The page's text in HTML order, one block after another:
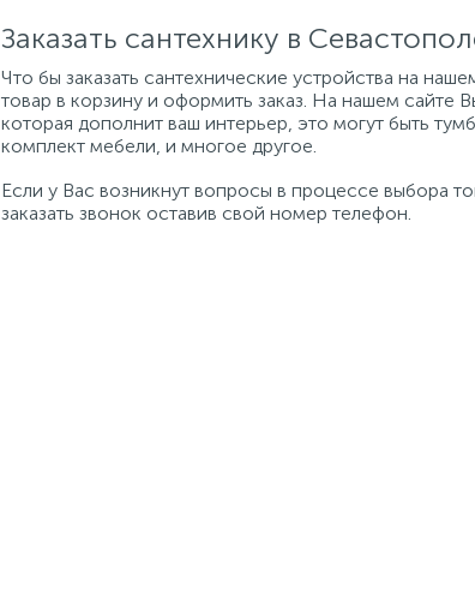
Заказать сантехнику в
Что бы заказать сантехнические устройства на
товар в корзину и оформить заказ. На нашем сайте
которая дополнит ваш интерьер, это могут быть
комплект мебели, и многое другое.
Если у Вас возникнут вопросы в процессе выбора
заказать звонок оставив свой номер телефон.